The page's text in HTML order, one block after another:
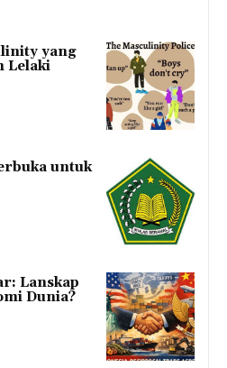
yang
Lelaki
untuk
Lanskap
Dunia?